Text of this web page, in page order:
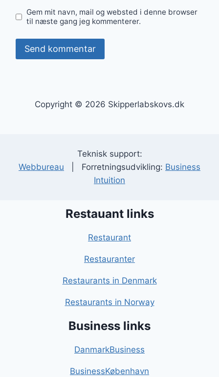
Gem mit navn, mail og websted i denne browser
til næste gang jeg kommenterer.
Copyright © 2026 Skipperlabskovs.dk
Teknisk support:
Webbureau | Forretningsudvikling: Business
Intuition
Restauant links
Restaurant
Restauranter
Restaurants in Denmark
Restaurants in Norway
Business links
DanmarkBusiness
BusinessKøbenhavn